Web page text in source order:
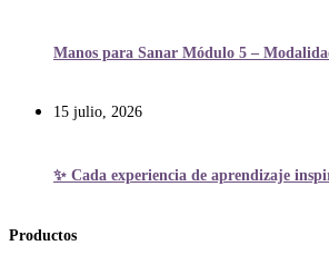
Manos para Sanar Módulo 5 –
15 julio, 2026
✨ Cada experiencia de aprendizaje
Productos